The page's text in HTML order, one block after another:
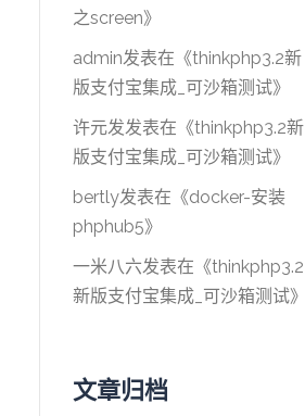
之screen》
admin发表在《thinkphp3.2新
版支付宝集成_可沙箱测试》
许元发发表在《thinkphp3.2新
版支付宝集成_可沙箱测试》
bertly发表在《docker-安装
phphub5》
一米八六发表在《thinkphp3.2
新版支付宝集成_可沙箱测试》
文章归档